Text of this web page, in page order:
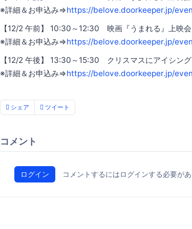
※詳細＆お申込み⇒https://belove.doorkeeper.jp/
【12/2 午前】 10:30～12:30 映画『うまれる』上映会
※詳細＆お申込み⇒https://belove.doorkeeper.jp/
【12/2 午後】 13:30～15:30 クリスマスにアイシン
※詳細＆お申込み⇒https://belove.doorkeeper.jp/
シェア ツイート
コメント
ログイン コメントするにはログインする必要があ